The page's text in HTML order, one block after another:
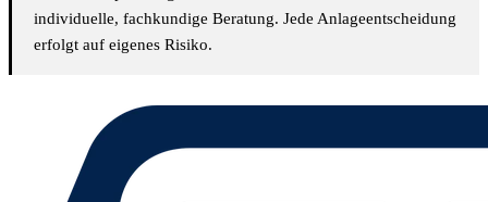
individuelle, fachkundige Beratung. Jede Anlageentscheidung
erfolgt auf eigenes Risiko.